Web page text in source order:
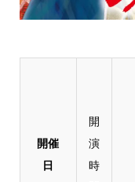
開催
日
開
演
時